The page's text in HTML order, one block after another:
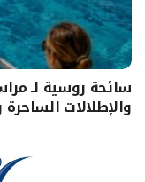
سائحة روسية لـ
والإطلالات